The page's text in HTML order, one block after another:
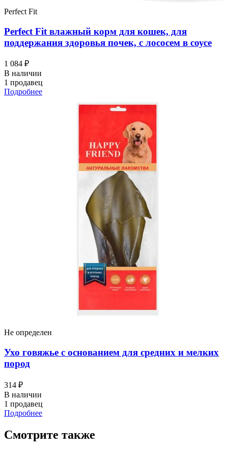
Perfect Fit
Perfect Fit влажный корм для кошек, для
поддержания здоровья почек, с лососем в соусе
1 084 ₽
В наличии
1 продавец
Подробнее
Не определен
Ухо говяжье с основанием для средних и мелких
пород
314 ₽
В наличии
1 продавец
Подробнее
Смотрите также